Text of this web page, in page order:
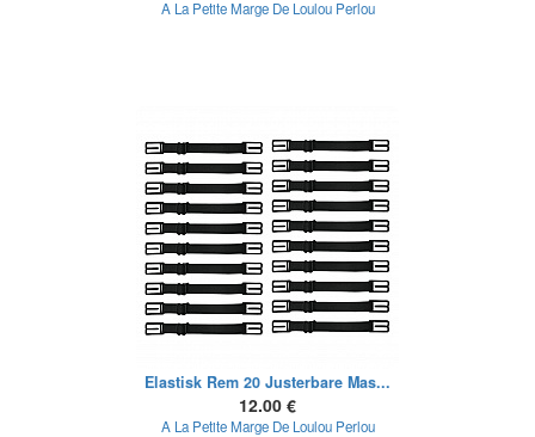
A La Petite Marge De Loulou Perlou
Elastisk Rem 20 Justerbare Mas...
12.00 €
A La Petite Marge De Loulou Perlou